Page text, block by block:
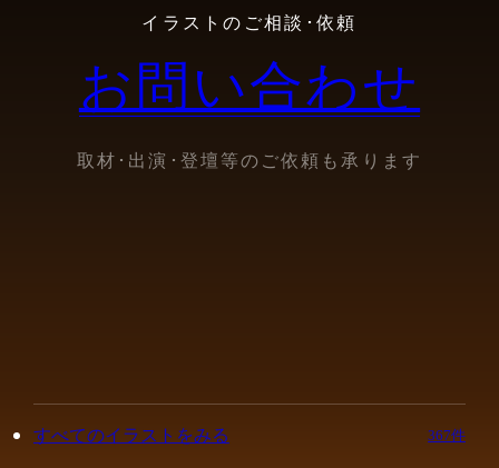
イラストのご相談･依頼
お問い合わせ
取材･出演･登壇等のご依頼も承ります
すべてのイラストをみる 367件